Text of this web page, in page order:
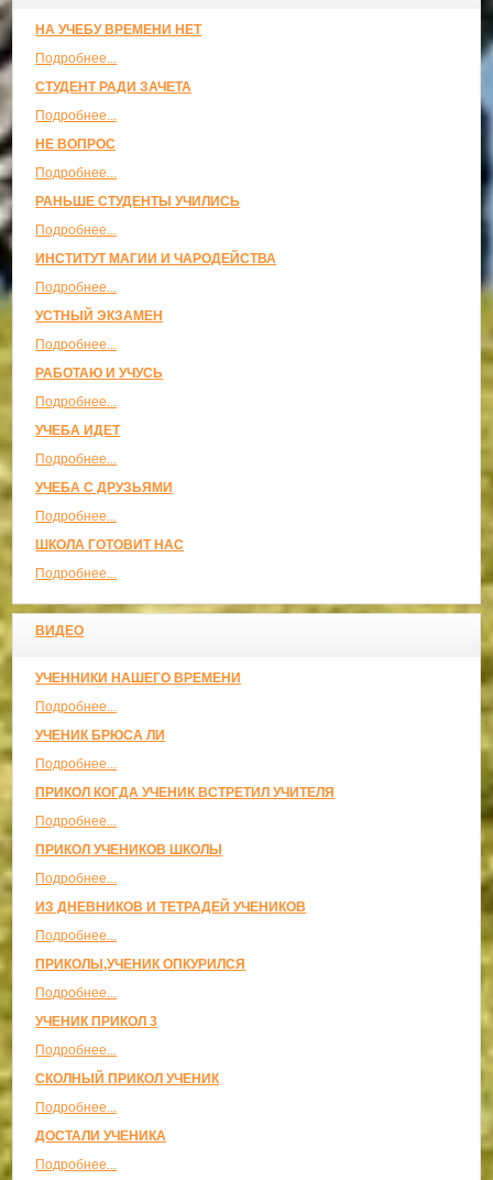
НА УЧЕБУ ВРЕМЕНИ НЕТ
Подробнее...
СТУДЕНТ РАДИ ЗАЧЕТА
Подробнее...
НЕ ВОПРОС
Подробнее...
РАНЬШЕ СТУДЕНТЫ УЧИЛИСЬ
Подробнее...
ИНСТИТУТ МАГИИ И ЧАРОДЕЙСТВА
Подробнее...
УСТНЫЙ ЭКЗАМЕН
Подробнее...
РАБОТАЮ И УЧУСЬ
Подробнее...
УЧЕБА ИДЕТ
Подробнее...
УЧЕБА С ДРУЗЬЯМИ
Подробнее...
ШКОЛА ГОТОВИТ НАС
Подробнее...
ВИДЕО
УЧЕННИКИ НАШЕГО ВРЕМЕНИ
Подробнее...
УЧЕНИК БРЮСА ЛИ
Подробнее...
ПРИКОЛ КОГДА УЧЕНИК ВСТРЕТИЛ УЧИТЕЛЯ
Подробнее...
ПРИКОЛ УЧЕНИКОВ ШКОЛЫ
Подробнее...
ИЗ ДНЕВНИКОВ И ТЕТРАДЕЙ УЧЕНИКОВ
Подробнее...
ПРИКОЛЫ,УЧЕНИК ОПКУРИЛСЯ
Подробнее...
УЧЕНИК ПРИКОЛ 3
Подробнее...
СКОЛНЫЙ ПРИКОЛ УЧЕНИК
Подробнее...
ДОСТАЛИ УЧЕНИКА
Подробнее...